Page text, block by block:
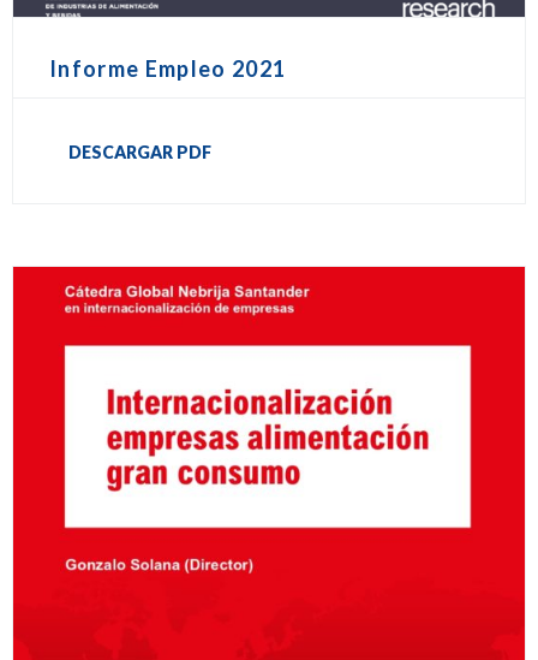
Informe Empleo 2021
DESCARGAR PDF